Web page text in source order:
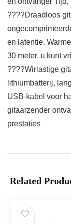
????Draadloos
en latentie.
30 meter, u kunt
????Wirlastige
lithiumbatterij,
USB-kabel voor
gitaarzender
prestaties
Related